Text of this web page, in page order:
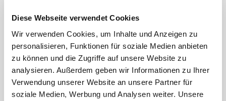
Diese Webseite verwendet Cookies
Wir verwenden Cookies, um Inhalte und Anzeigen zu
personalisieren, Funktionen für soziale Medien anbieten
zu können und die Zugriffe auf unsere Website zu
analysieren. Außerdem geben wir Informationen zu Ihrer
Verwendung unserer Website an unsere Partner für
soziale Medien, Werbung und Analysen weiter. Unsere
REISEZEITRAUM
ANZAHL ERWACHSENE